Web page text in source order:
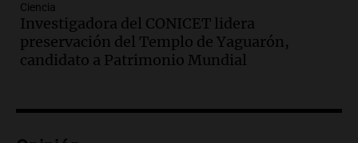
Noticias
Episodios
Audio. Córdoba: destituyeron a la
Juntos
Ciencia
Investigadora del CONICET lidera
preservación del Templo de Yaguarón,
candidato a Patrimonio Mundial